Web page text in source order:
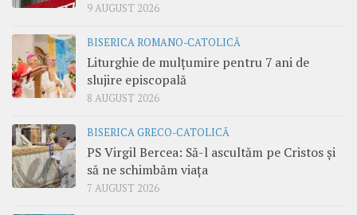
9 AUGUST 2026
BISERICA ROMANO-CATOLICĂ
Liturghie de mulțumire pentru 7 ani de
slujire episcopală
8 AUGUST 2026
BISERICA GRECO-CATOLICĂ
PS Virgil Bercea: Să-l ascultăm pe Cristos și
să ne schimbăm viața
7 AUGUST 2026